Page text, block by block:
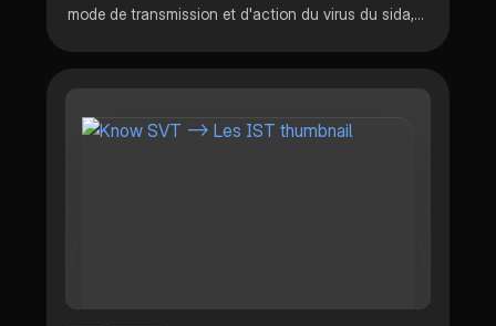
mode de transmission et d'action du virus du sida, les antirétroviraux pour lutter contre celui-ci et les bNabs